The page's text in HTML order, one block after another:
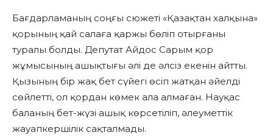
Бағдарламаның соңғы сюжеті «Қазақтан халқына»
қорының қай салаға қаржы бөліп отырғаны
туралы болды. Депутат Айдос Сарым қор
жұмысының ашықтығы әлі де әлсіз екенін айтты.
Қызының бір жақ бет сүйегі өсіп жатқан әйелді
сөйлетті, ол қордан көмек ала алмаған. Науқас
баланың бет-жүзі ашық көрсетіліп, әлеуметтік
жауапкершілік сақталмады.